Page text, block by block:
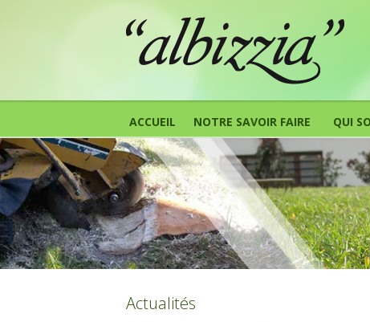
ACCUEIL NOTRE SAVOIR FAIRE QUI
Actualités